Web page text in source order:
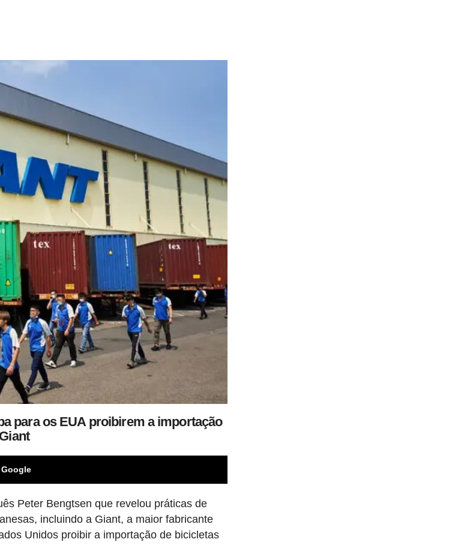
para os EUA proibirem a importação
Peter Bengtsen que revelou práticas de
incluindo a Giant, a maior fabricante
Unidos proibir a importação de bicicletas